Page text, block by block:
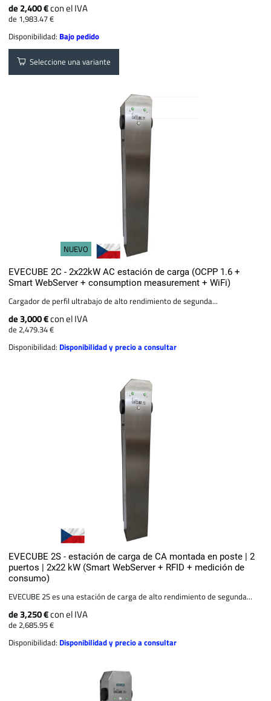
de 2,400 €con el IVA
de 1,983.47 €
Disponibilidad: Bajo pedido
Seleccione una variante
NUEVO
EVECUBE 2C - 2x22kW AC estación de carga (OCPP 1.6 +
Smart WebServer + consumption measurement + WiFi)
Cargador de perfil ultrabajo de alto rendimiento de segunda...
de 3,000 €con el IVA
de 2,479.34 €
Disponibilidad: Disponibilidad y precio a consultar
EVECUBE 2S - estación de carga de CA montada en poste | 2
puertos | 2x22 kW (Smart WebServer + RFID + medición de
consumo)
EVECUBE 2S es una estación de carga de alto rendimiento de segunda...
de 3,250 €con el IVA
de 2,685.95 €
Disponibilidad: Disponibilidad y precio a consultar